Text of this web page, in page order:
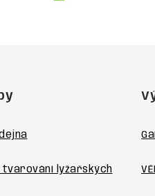
lyžařských